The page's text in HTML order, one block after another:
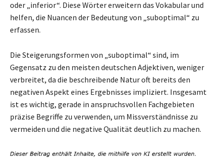
oder „inferior“. Diese Wörter erweitern das Vokabular und
helfen, die Nuancen der Bedeutung von „suboptimal“ zu
erfassen.
Die Steigerungsformen von „suboptimal“ sind, im
Gegensatz zu den meisten deutschen Adjektiven, weniger
verbreitet, da die beschreibende Natur oft bereits den
negativen Aspekt eines Ergebnisses impliziert. Insgesamt
ist es wichtig, gerade in anspruchsvollen Fachgebieten
präzise Begriffe zu verwenden, um Missverständnisse zu
vermeiden und die negative Qualität deutlich zu machen.